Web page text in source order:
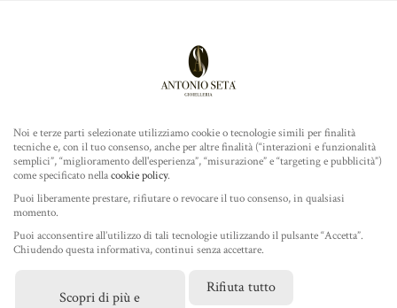
ROLEX
TUDOR
GIOIELLERIA
IL NEGOZIO
Home/Gioielleria/Gioielli Marco Bicego
Marrakech
Noi e terze parti selezionate utilizziamo cookie o tecnologie simili per finalità
tecniche e, con il tuo consenso, anche per altre finalità (“interazioni e funzionalità
semplici”, “miglioramento dell'esperienza”, “misurazione” e “targeting e pubblicità”)
come specificato nellacookie policy.
Puoi liberamente prestare, rifiutare o revocare il tuo consenso, in qualsiasi
momento.
Puoi acconsentire all’utilizzo di tali tecnologie utilizzando il pulsante “Accetta”.
Chiudendo questa informativa, continui senza accettare.
Scopri di più e
Rifiuta tutto